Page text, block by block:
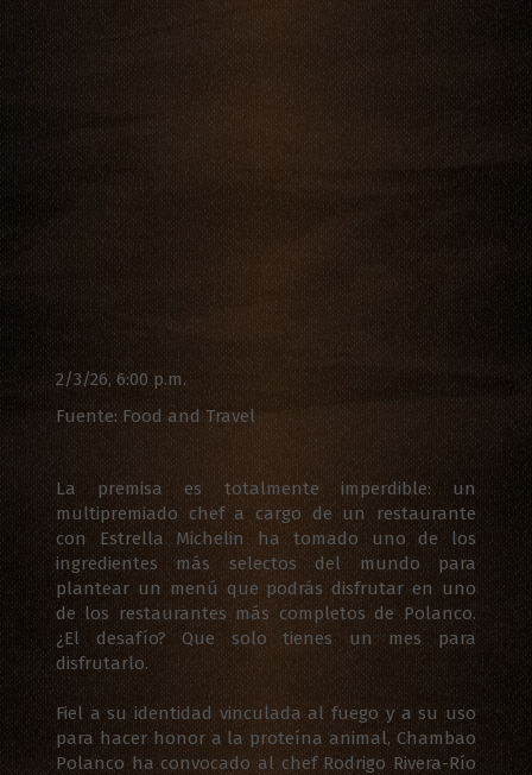
2/3/26, 6:00 p.m.
Fuente: Food and Travel
La premisa es totalmente imperdible: un
multipremiado chef a cargo de un restaurante
con Estrella Michelin
ha tomado uno de los
ingredientes más selectos del mundo para
plantear un menú que podrás disfrutar en uno
de los restaurantes más completos de Polanco.
¿El desafío? Que solo tienes un mes para
disfrutarlo.
Fiel a su identidad vinculada al fuego y a su uso
para hacer honor a la proteína animal, Chambao
Polanco ha convocado al chef Rodrigo Rivera-Río